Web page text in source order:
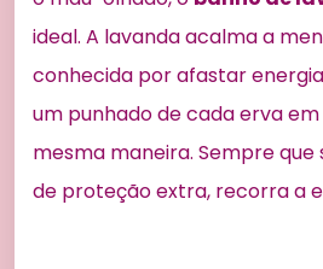
ideal. A lavanda acalma a
conhecida por afastar
um punhado de cada erva em
mesma maneira. Sempre
de proteção extra, recorra a